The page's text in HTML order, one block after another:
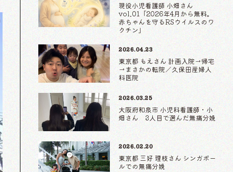
現役小児看護師 小畑さん
vol.01「2026年4月から無料。
赤ちゃんを守るRSウイルスのワ
クチン」
2026.04.23
東京都 もえさん 計画入院→帰宅
→まさかの転院／久保田産婦人
科医院
2026.03.25
大阪府和泉市 小児科看護師・小
畑さん 3人目で選んだ無痛分娩
2026.02.20
東京都 三好 理枝さん シンガポー
ルでの無痛分娩